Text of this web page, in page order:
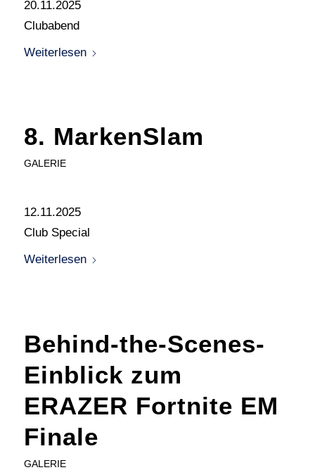
20.11.2025
Clubabend
Weiterlesen
8. MarkenSlam
GALERIE
12.11.2025
Club Special
Weiterlesen
Behind-the-Scenes-
Einblick zum
ERAZER Fortnite EM
Finale
GALERIE